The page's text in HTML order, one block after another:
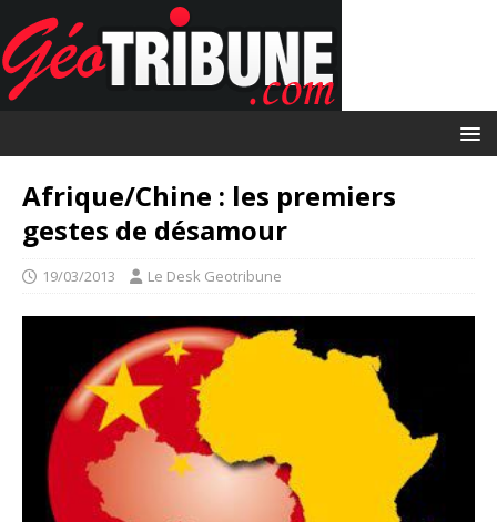
Afrique/Chine : les premiers
gestes de désamour
19/03/2013 Le Desk Geotribune